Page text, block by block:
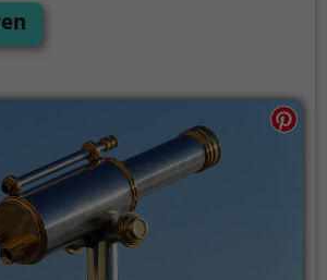
für Familienausflüge,
zum Picknicken und lockt an